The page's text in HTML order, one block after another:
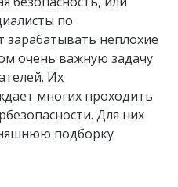
по
зарабатывать неплохие
очень важную задачу
Их
многих проходить
Для них
подборку